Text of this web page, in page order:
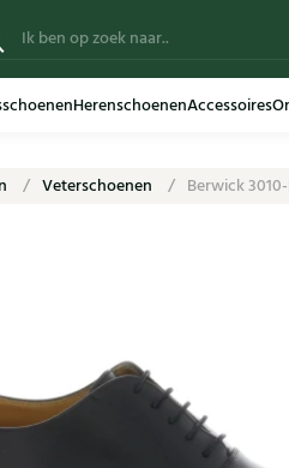
HerenschoenenAccessoires
Veterschoenen Berwick 3010-